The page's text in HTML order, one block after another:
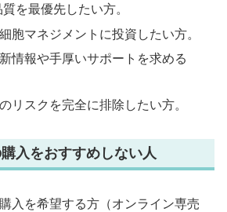
を最優先したい方。
胞マネジメントに投資したい方。
情報や手厚いサポートを求める
リスクを完全に排除したい方。
入をおすすめしない人
入を希望する方（オンライン専売